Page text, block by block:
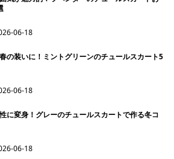
06-18
の装いに！ミントグリーンのチュールスカート5
06-18
に変身！グレーのチュールスカートで作る冬コ
06-18